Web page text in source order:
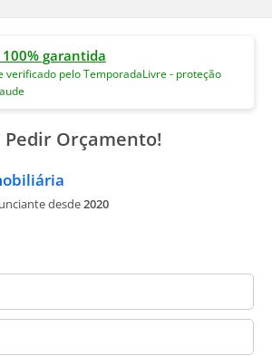
100% garantida
verificado pelo TemporadaLivre - proteção
Pedir Orçamento!
desde2020